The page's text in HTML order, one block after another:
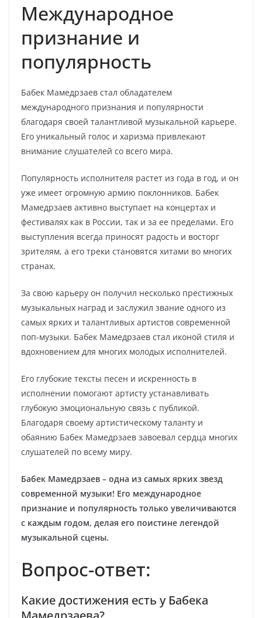
Международное
признание и
популярность
Бабек Мамедрзаев стал обладателем
международного признания и популярности
благодаря своей талантливой музыкальной карьере.
Его уникальный голос и харизма привлекают
внимание слушателей со всего мира.
Популярность исполнителя растет из года в год, и он
уже имеет огромную армию поклонников. Бабек
Мамедрзаев активно выступает на концертах и
фестивалях как в России, так и за ее пределами. Его
выступления всегда приносят радость и восторг
зрителям, а его треки становятся хитами во многих
странах.
За свою карьеру он получил несколько престижных
музыкальных наград и заслужил звание одного из
самых ярких и талантливых артистов современной
поп-музыки. Бабек Мамедрзаев стал иконой стиля и
вдохновением для многих молодых исполнителей.
Его глубокие тексты песен и искренность в
исполнении помогают артисту устанавливать
глубокую эмоциональную связь с публикой.
Благодаря своему артистическому таланту и
обаянию Бабек Мамедрзаев завоевал сердца многих
слушателей по всему миру.
Бабек Мамедрзаев – одна из самых ярких звезд
современной музыки! Его международное
признание и популярность только увеличиваются
с каждым годом, делая его поистине легендой
музыкальной сцены.
Вопрос-ответ:
Какие достижения есть у Бабека